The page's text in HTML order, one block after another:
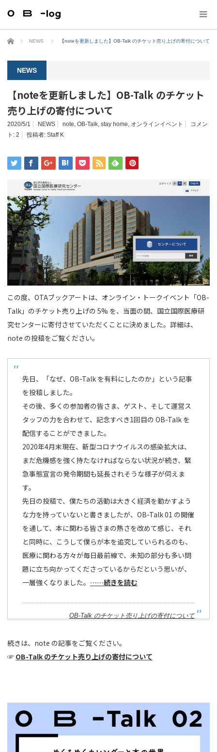
ホーム NEWS 【noteを更新しました】OB-Talk のチケット売り上げの寄付について
NEWS
【noteを更新しました】OB-Talk のチケット
売り上げの寄付について
2020/5/1 NEWS note, OB-Talk, stay home, オンラインイベント
コメン
ト: 2 投稿者: Staff K
この度、OTAブックアートは、オンライン・トークイベント「OB-
Talk」のチケット売り上げの 5% を、当面の間、 国立国際医療研
究センターに寄付させていただくことに決めました。詳細は、
note の投稿をご覧ください。
先日、「なぜ、OB-Talk を有料にしたのか」という記事
を投稿しました。
その後、多くの参加者の皆さま、ゲスト、そして運営ス
タッフの力を合わせて、記念すべき1回目の OB-Talk を
配信することができました。
2020年4月末現在、新型コロナウイルスの感染拡大は、
まだ危機感を強く持たなければならない状況が続き、緊
急事態宣言の発令期間も延長されそうな様子が伺えま
す。
先日の投稿で、僕たちの活動は大きく経済を動かすよう
な力を持っていないと書きましたが、OB-Talk 01 の開催
を通して、本に関わる皆さまの熱さを改めて感じ、それ
と同時に、こうして僕らが本を追究していられるのも、
医療に関わる方々が毎日最前線で、未知の部分も多い問
題に立ち向かってくださっているからだという思いが、
一層強くなりました。 ……続きを読む
OB-Talk のチケット売り上げの寄付について
続きは、note の記事をご覧ください。
☞ OB-Talk のチケット売り上げの寄付について